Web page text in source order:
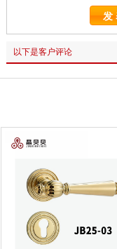
以下是客户评论